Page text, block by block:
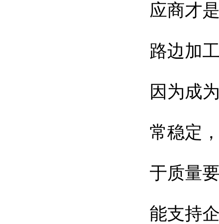
应商才
路边加
因为成
常稳定
于质量
能支持